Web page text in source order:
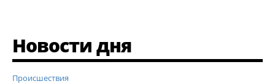
Новости дня
Происшествия